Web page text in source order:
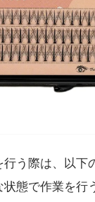
う際は、以下
状態で作業を行